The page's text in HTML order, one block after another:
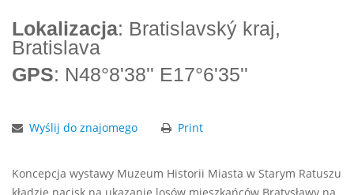
Lokalizacja: Bratislavský kraj,
Bratislava
GPS: N48°8'38'' E17°6'35''
Wyślij do znajomego Print
Koncepcja wystawy Muzeum Historii Miasta w Starym Ratuszu